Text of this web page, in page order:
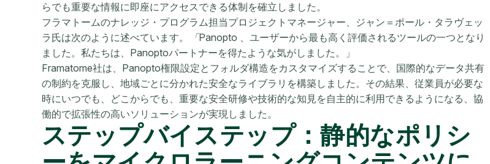
らでも重要な情報に即座にアクセスできる体制を確立しました。
フラマトームのナレッジ・プログラム担当プロジェクトマネージャー、ジャン＝ポール・タラヴェッ
ラ氏は次のように述べています。
「Panopto 、ユーザーから最も高く評価されるツールの一つとなり
ました。私たちは、Panoptoパートナーを得たような気がしました。」
Framatome社は、Panopto権限設定とフォルダ構造をカスタマイズすることで、国際的なデータ共有
の制約を克服し、地域ごとに分かれた安全なライブラリを構築しました。その結果、従業員が必要な
時にいつでも、どこからでも、重要な安全研修や技術的な知見を自主的に利用できるようになる、協
働的で拡張性の高いソリューションが実現しました。
ステップバイステップ：静的なポリシ